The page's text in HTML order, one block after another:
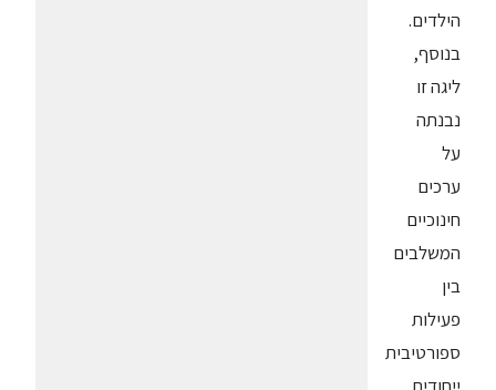
הילדים.
בנוסף,
ליגה זו
נבנתה
על
ערכים
חינוכיים
המשלבים
בין
פעילות
ספורטיבית